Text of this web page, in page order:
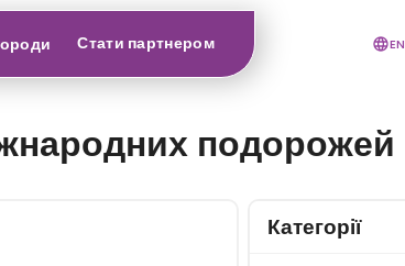
Стати партнером EN
подорожей
Категорії